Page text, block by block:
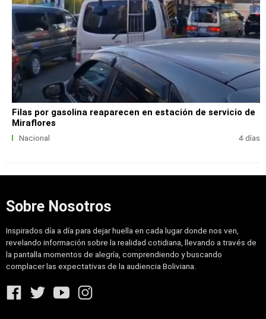
Filas por gasolina reaparecen en estación de servicio de
Miraflores
Nacional 4 días
Sobre Nosotros
Inspirados día a día para dejar huella en cada lugar donde nos ven,
revelando información sobre la realidad cotidiana, llevando a través de
la pantalla momentos de alegría, comprendiendo y buscando
complacer las expectativas de la audiencia Boliviana.